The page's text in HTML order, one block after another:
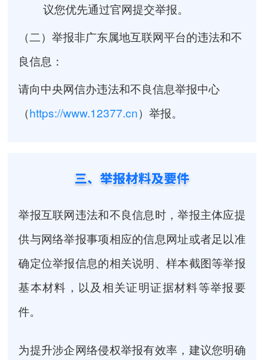
议您优先通过官网提交举报。
（二）举报非广东属地互联网平台的违法和不
良信息：
请向中央网信办违法和不良信息举报中心
（https://www.12377.cn）举报。
举报互联网违法和不良信息时，举报主体应提
供与网络举报事项相应的信息网址或者足以准
确定位举报信息的相关说明、样本截图等举报
基本材料，以及相关证明证据材料等举报要
件。
为提升涉企网络侵权举报有效率，建议您明确